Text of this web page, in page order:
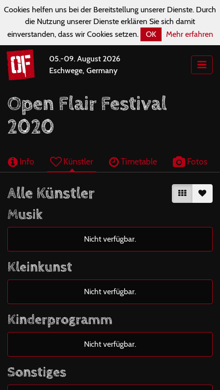
Cookies helfen uns bei der Bereitstellung unserer Dienste. Durch
die Nutzung unserer Dienste erklären Sie sich damit
einverstanden, dass wir Cookies setzen.
OK Mehr erfahren
05.-09. August 2026
Eschwege, Germany
Open Flair Festival
2020
Info Künstler Timetable Fotos
Alle Künstler
Musik
Nicht verfügbar.
Kleinkunst
Nicht verfügbar.
Kinderprogramm
Nicht verfügbar.
Sonstiges